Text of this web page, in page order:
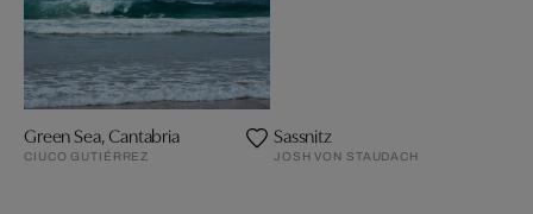
Green Sea, Cantabria
CIUCO GUTIÉRREZ
Sassnitz
JOSH VON STAUDACH